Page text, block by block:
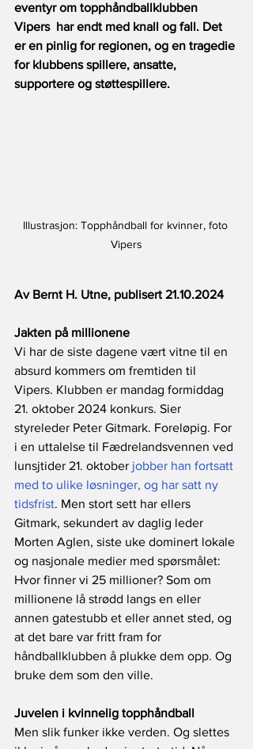
eventyr om topphåndballklubben
Vipers  har endt med knall og fall. Det
er en pinlig for regionen, og en tragedie
for klubbens spillere, ansatte,
supportere og støttespillere.
Illustrasjon: Topphåndball for kvinner, foto
Vipers
Av Bernt H. Utne, publisert 21.10.2024
Jakten på millionene
Vi har de siste dagene vært vitne til en
absurd kommers om fremtiden til
Vipers. Klubben er mandag formiddag
21. oktober 2024 konkurs. Sier
styreleder Peter Gitmark. Foreløpig. For
i en uttalelse til Fædrelandsvennen ved
lunsjtider 21. oktober jobber han fortsatt
med to ulike løsninger, og har satt ny
tidsfrist. Men stort sett har ellers
Gitmark, sekundert av daglig leder
Morten Aglen, siste uke dominert lokale
og nasjonale medier med spørsmålet:
Hvor finner vi 25 millioner? Som om
millionene lå strødd langs en eller
annen gatestubb et eller annet sted, og
at det bare var fritt fram for
håndballklubben å plukke dem opp. Og
bruke dem som den ville.
Juvelen i kvinnelig topphåndball
Men slik funker ikke verden. Og slettes